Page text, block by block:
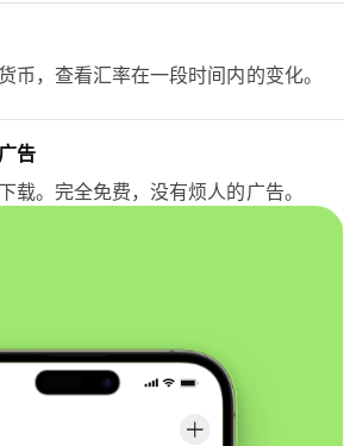
币，查看汇率在一段时间内的变化。
告
载。完全免费，没有烦人的广告。